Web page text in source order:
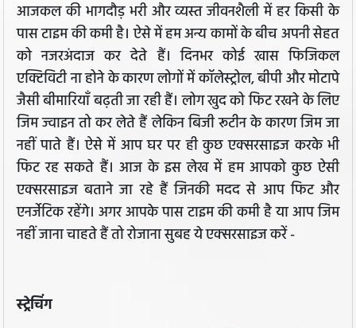
आजकल की भागदौड़ भरी और व्यस्त जीवनशैली में हर किसी के
पास टाइम की कमी है। ऐसे में हम अन्य कामों के बीच अपनी सेहत
को नजरअंदाज कर देते हैं। दिनभर कोई खास फिजिकल
एक्टिविटी ना होने के कारण लोगों में कॉलेस्ट्रोल, बीपी और मोटापे
जैसी बीमारियाँ बढ़ती जा रही हैं। लोग खुद को फिट रखने के लिए
जिम ज्वाइन तो कर लेते हैं लेकिन बिजी रूटीन के कारण जिम जा
नहीं पाते हैं। ऐसे में आप घर पर ही कुछ एक्सरसाइज करके भी
फिट रह सकते हैं। आज के इस लेख में हम आपको कुछ ऐसी
एक्सरसाइज बताने जा रहे हैं जिनकी मदद से आप फिट और
एनर्जेटिक रहेंगे। अगर आपके पास टाइम की कमी है या आप जिम
नहीं जाना चाहते हैं तो रोजाना सुबह ये एक्सरसाइज करें -
स्ट्रेचिंग